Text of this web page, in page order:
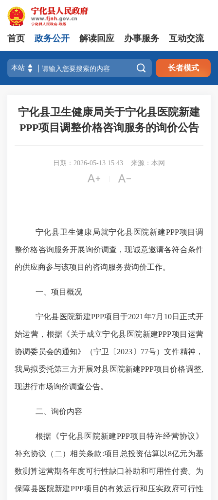
首页 政务公开 解读回应 办事服务 互动交流
 长者模式
宁化县卫生健康局关于宁化县医院新建
PPP项目调整价格咨询服务的询价公告
日期：2026-05-13 15:43 来源：本网
 
宁化县卫生健康局就宁化县医院新建PPP项目调
整价格咨询服务开展询价调查，现诚意邀请各符合条件
的供应商参与该项目的咨询服务费询价工作。
一、 项目概况
宁化县医院新建PPP项目于2021年7月10日正式开
始运营，根据《关于成立宁化县医院新建PPP项目运营
协调委员会的通知》（宁卫〔2023〕77号）文件精神，
我局拟委托第三方开展对县医院新建PPP项目价格调整,
现进行市场询价调查公告。
二、 询价内容
根据《宁化县医院新建PPP项目特许经营协议》
补充协议（二）相关条款:项目总投资估算以8亿元为基
数测算运营期各年度可行性缺口补助和可用性付费。为
保障县医院新建PPP项目的有效运行和压实政府可行性